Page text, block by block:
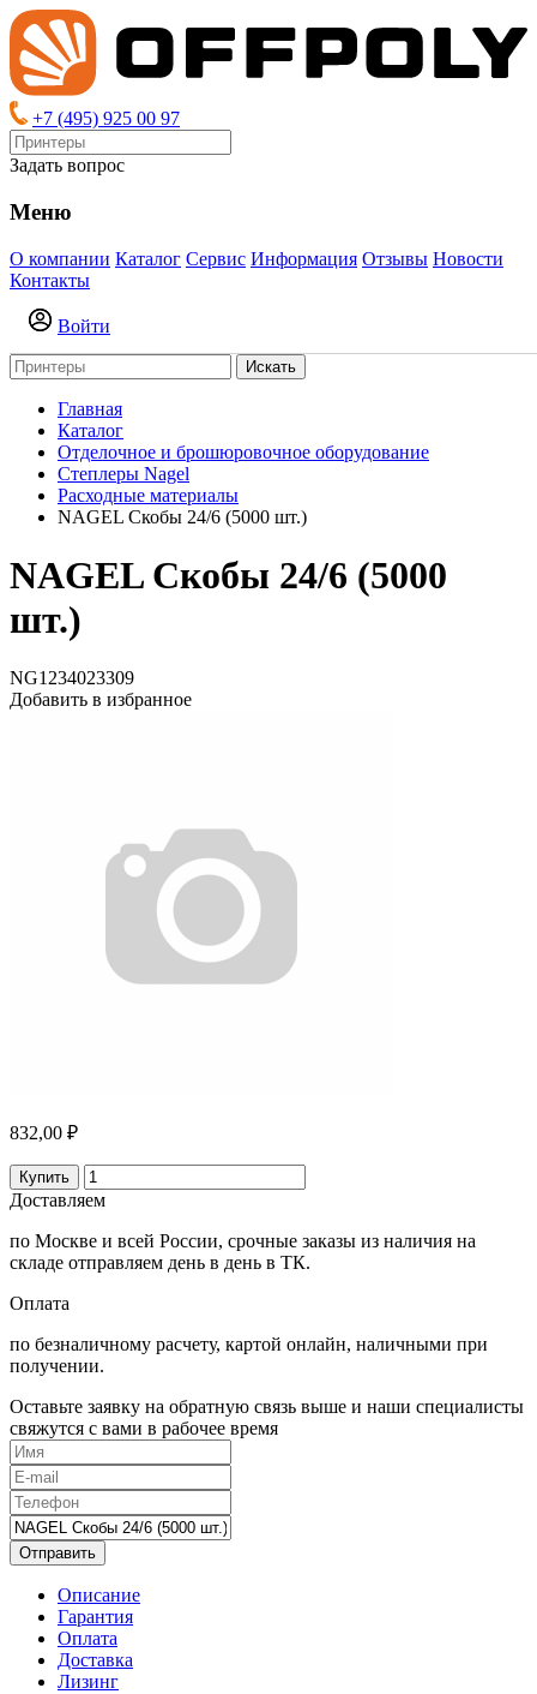
+7 (495) 925 00 97
Задать вопрос
Меню
О компании Каталог Сервис Информация Отзывы Новости
Контакты
Войти
Искать
Главная
Каталог
Отделочное и брошюровочное оборудование
Степлеры Nagel
Расходные материалы
NAGEL Скобы 24/6 (5000 шт.)
NAGEL Скобы 24/6 (5000
шт.)
NG1234023309
Добавить в избранное
832,00 ₽
Купить
Доставляем
по Москве и всей России, срочные заказы из наличия на
складе отправляем день в день в ТК.
Оплата
по безналичному расчету, картой онлайн, наличными при
получении.
Оставьте заявку на обратную связь выше и наши специалисты
свяжутся с вами в рабочее время
Отправить
Описание
Гарантия
Оплата
Доставка
Лизинг